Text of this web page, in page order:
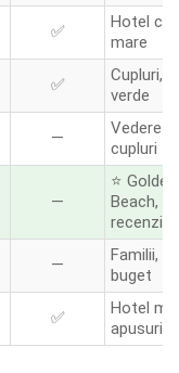
✅
Hotel
mare
✅
Cupluri,
verde
—
Vedere
cupluri
—
⭐ Golden
Beach,
recenzii
—
Familii,
buget
✅
Hotel
apusuri